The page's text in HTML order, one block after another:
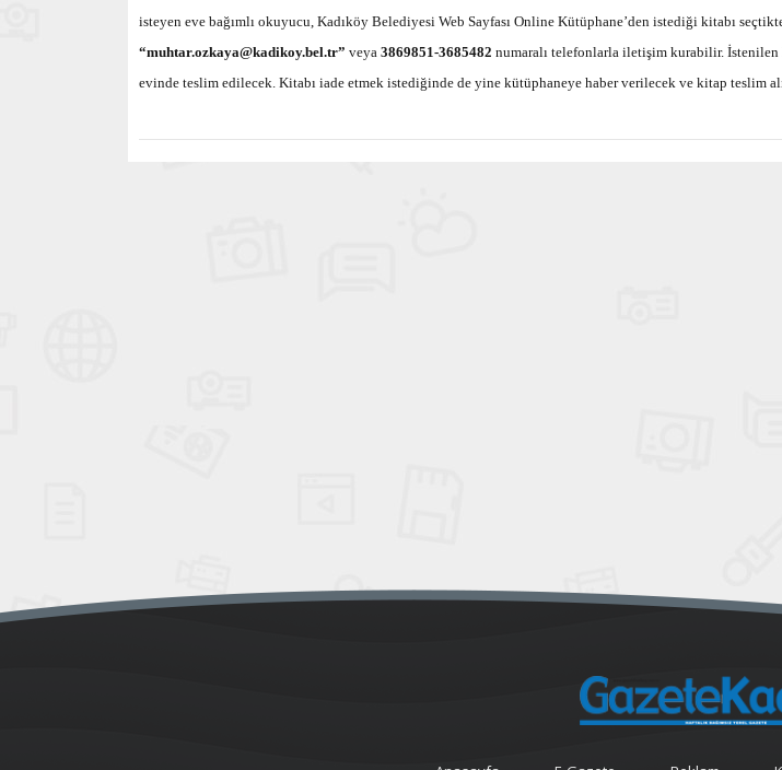
isteyen eve bağımlı okuyucu, Kadıköy Belediyesi Web Sayfası Online Kütüphane’den istediği kitabı
“muhtar.ozkaya@kadikoy.bel.tr” veya 3869851-3685482 numaralı telefonlarla iletişim kurabilir.
evinde teslim edilecek. Kitabı iade etmek istediğinde de yine kütüphaneye haber verilecek ve kitap teslim